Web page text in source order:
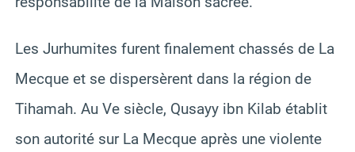
Les Jurhumites furent finalement chassés de La
Mecque et se dispersèrent dans la région de
Tihamah. Au Ve siècle, Qusayy ibn Kilab établit
son autorité sur La Mecque après une violente